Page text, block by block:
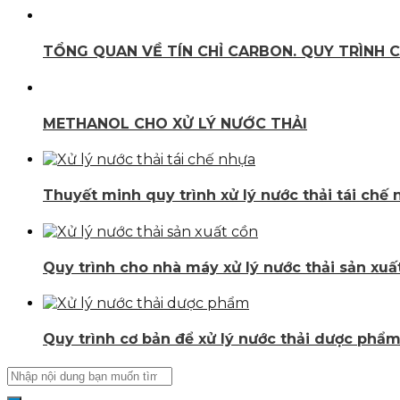
TỔNG QUAN VỀ TÍN CHỈ CARBON. QUY TRÌNH
METHANOL CHO XỬ LÝ NƯỚC THẢI
Thuyết minh quy trình xử lý nước thải tái chế
Quy trình cho nhà máy xử lý nước thải sản
Quy trình cơ bản để xử lý nước thải dược phẩm